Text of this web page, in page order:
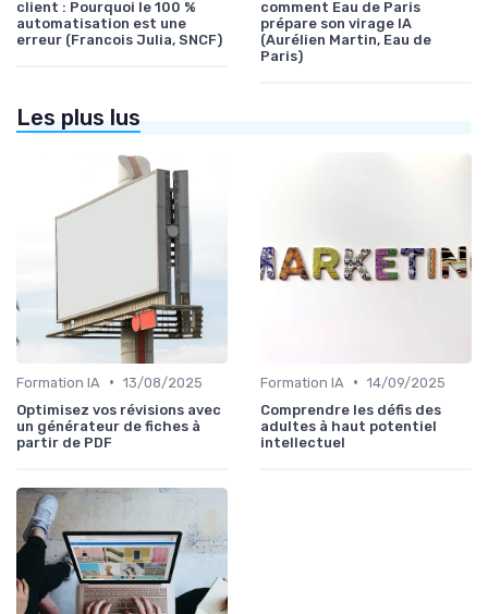
client : Pourquoi le 100 %
automatisation est une
erreur (Francois Julia, SNCF)
comment Eau de Paris
prépare son virage IA
(Aurélien Martin, Eau de
Paris)
Les plus lus
Formation IA • 13/08/2025
Optimisez vos révisions avec
un générateur de fiches à
partir de PDF
Formation IA • 14/09/2025
Comprendre les défis des
adultes à haut potentiel
intellectuel